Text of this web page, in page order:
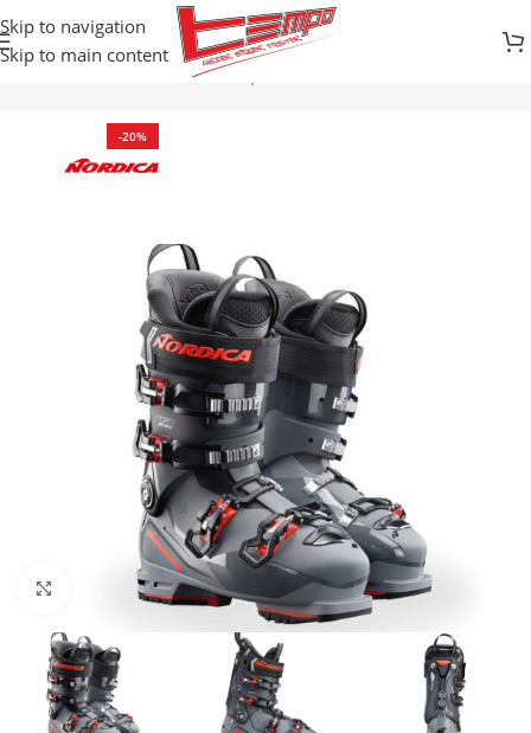
Skip to navigation
Skip to main content
Početna
Zimski sportovi
-20%
Kliknite za uvećanje